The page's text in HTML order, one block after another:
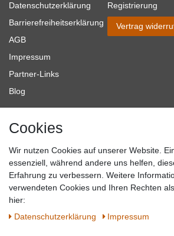
Datenschutzerklärung
Barrierefreiheitserklärung
AGB
Impressum
Partner-Links
Blog
Registrierung
Vertrag
SICHER EINKAUFEN WIR
Cookies
Wir nutzen Cookies auf unserer Website.
essenziell, während andere uns helfen,
Erfahrung zu verbessern. Weitere
verwendeten Cookies und Ihren Rechten
hier:
Daten­schutz­erklärung
Impressum